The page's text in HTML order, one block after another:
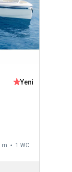
Yeni
m 1 WC